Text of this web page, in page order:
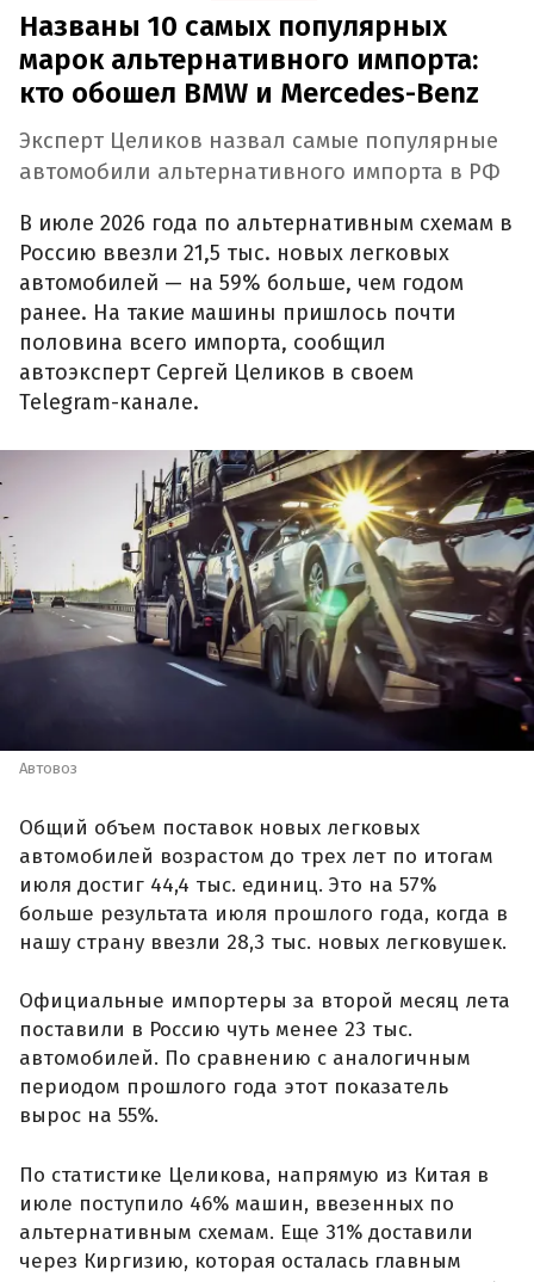
Названы 10 самых популярных
марок альтернативного импорта:
кто обошел BMW и Mercedes-Benz
Эксперт Целиков назвал самые популярные
автомобили альтернативного импорта в РФ
В июле 2026 года по альтернативным схемам в
Россию ввезли 21,5 тыс. новых легковых
автомобилей — на 59% больше, чем годом
ранее. На такие машины пришлось почти
половина всего импорта, сообщил
автоэксперт Сергей Целиков в своем
Telegram-канале.
Автовоз
Общий объем поставок новых легковых
автомобилей возрастом до трех лет по итогам
июля достиг 44,4 тыс. единиц. Это на 57%
больше результата июля прошлого года, когда в
нашу страну ввезли 28,3 тыс. новых легковушек.
Официальные импортеры за второй месяц лета
поставили в Россию чуть менее 23 тыс.
автомобилей. По сравнению с аналогичным
периодом прошлого года этот показатель
вырос на 55%.
По статистике Целикова, напрямую из Китая в
июле поступило 46% машин, ввезенных по
альтернативным схемам. Еще 31% доставили
через Киргизию, которая осталась главным